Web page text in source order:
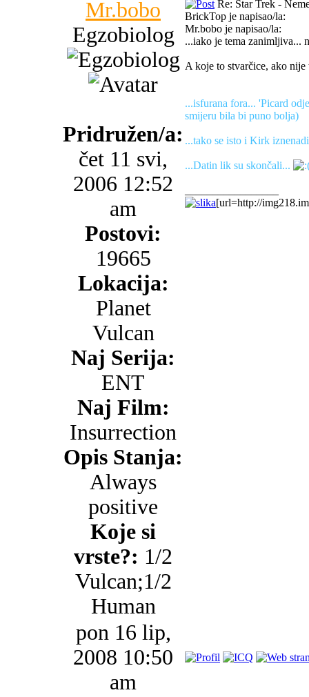
Mr.bobo
Egzobiolog
Pridružen/a:
čet 11 svi,
2006 12:52
am
Postovi:
19665
Lokacija:
Planet
Vulcan
Naj Serija:
ENT
Naj Film:
Insurrection
Opis Stanja:
Always
positive
Koje si
vrste?: 1/2
Vulcan;1/2
Human
Re: Star Trek -
BrickTop je napisao/la:
Mr.bobo je napisao/la:
...iako je tema zanimljiva...
A koje to stvarčice, ako nije
...isfurana fora... 'Picard
smijeru bila bi puno bolja)
...tako se isto i Kirk
...Datin lik su skončali...
[url=http://
pon 16 lip,
2008 10:50
am